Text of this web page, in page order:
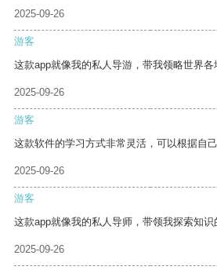
2025-09-26
游客
这款app就像我的私人导游，带我领略世界各
2025-09-26
游客
这款软件的学习方式非常灵活，可以根据自
2025-09-26
游客
这款app就像我的私人导师，带领我探索知识
2025-09-26